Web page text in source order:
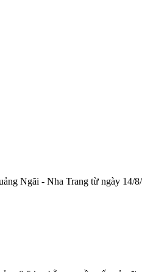
Ngãi - Nha Trang từ ngày 14/